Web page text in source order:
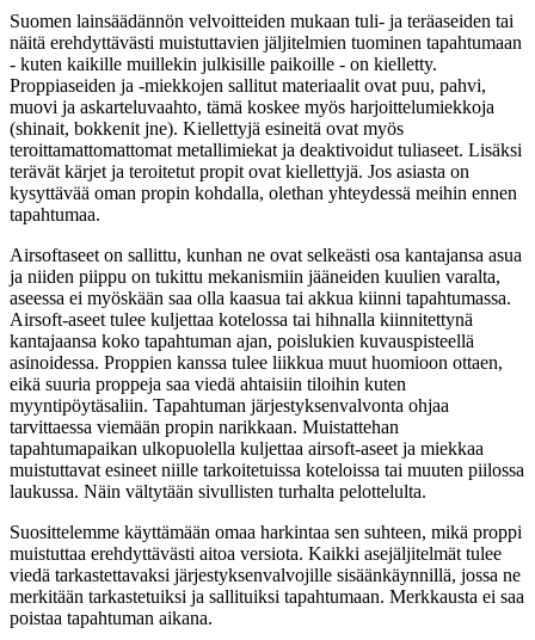
Suomen lainsäädännön velvoitteiden mukaan tuli- ja teräaseiden tai
näitä erehdyttävästi muistuttavien jäljitelmien tuominen tapahtumaan
- kuten kaikille muillekin julkisille paikoille - on kielletty.
Proppiaseiden ja -miekkojen sallitut materiaalit ovat puu, pahvi,
muovi ja askarteluvaahto, tämä koskee myös harjoittelumiekkoja
(shinait, bokkenit jne). Kiellettyjä esineitä ovat myös
teroittamattomattomat metallimiekat ja deaktivoidut tuliaseet. Lisäksi
terävät kärjet ja teroitetut propit ovat kiellettyjä. Jos asiasta on
kysyttävää oman propin kohdalla, olethan yhteydessä meihin ennen
tapahtumaa.
Airsoftaseet on sallittu, kunhan ne ovat selkeästi osa kantajansa asua
ja niiden piippu on tukittu mekanismiin jääneiden kuulien varalta,
aseessa ei myöskään saa olla kaasua tai akkua kiinni tapahtumassa.
Airsoft-aseet tulee kuljettaa kotelossa tai hihnalla kiinnitettynä
kantajaansa koko tapahtuman ajan, poislukien kuvauspisteellä
asinoidessa. Proppien kanssa tulee liikkua muut huomioon ottaen,
eikä suuria proppeja saa viedä ahtaisiin tiloihin kuten
myyntipöytäsaliin. Tapahtuman järjestyksenvalvonta ohjaa
tarvittaessa viemään propin narikkaan. Muistattehan
tapahtumapaikan ulkopuolella kuljettaa airsoft-aseet ja miekkaa
muistuttavat esineet niille tarkoitetuissa koteloissa tai muuten piilossa
laukussa. Näin vältytään sivullisten turhalta pelottelulta.
Suosittelemme käyttämään omaa harkintaa sen suhteen, mikä proppi
muistuttaa erehdyttävästi aitoa versiota. Kaikki asejäljitelmät tulee
viedä tarkastettavaksi järjestyksenvalvojille sisäänkäynnillä, jossa ne
merkitään tarkastetuiksi ja sallituiksi tapahtumaan. Merkkausta ei saa
poistaa tapahtuman aikana.